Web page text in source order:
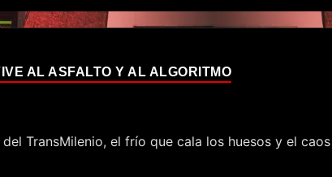
AL ASFALTO Y AL ALGORITMO
TransMilenio, el frío que cala los huesos y el